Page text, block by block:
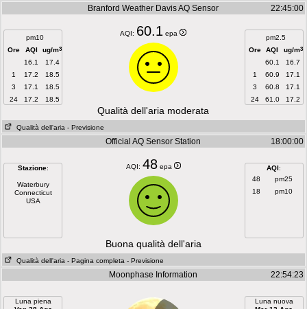
Branford Weather Davis AQ Sensor 22:45:00
pm10
Ore
AQI ug/m3
16.1
17.4
1
17.2
18.5
3
17.1
18.5
24
17.2 18.5
AQI: 60.1 epa
pm2.5
Ore
AQI ug/m3
60.1
16.7
1
60.9
17.1
3
60.8
17.1
24
61.0 17.2
Qualità dell'aria moderata
Qualità dell'aria - Previsione
Official AQ Sensor Station 18:00:00
Stazione:
Waterbury
Connecticut
USA
AQI: 48 epa AQI:
48
pm25
18
pm10
Buona qualità dell'aria
Qualità dell'aria - Pagina completa - Previsione
Moonphase Information 22:54:23
Luna piena
Luna nuova